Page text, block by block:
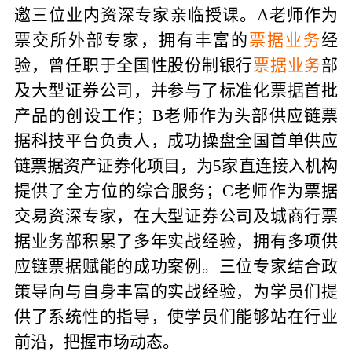
邀三位业内资深专家亲临授课。 A老师作为
票交所外部专家，拥有丰富的票据业务经
验，曾任职于全国性股份制银行票据业务部
及大型证券公司，并参与了标准化票据首批
产品的创设工作；B老师作为头部供应链票
据科技平台负责人，成功操盘全国首单供应
链票据资产证券化项目，为5家直连接入机构
提供了全方位的综合服务 ； C老师作为票据
交易资深专家，在大型证券公司及城商行票
据业务部积累了多年实战经验，拥有多项供
应链票据赋能的成功案例 。 三位专家结合政
策导向与自身丰富的实战经验，为学员们提
供了系统性的指导，使学员们能够站在行业
前沿，把握市场动态。